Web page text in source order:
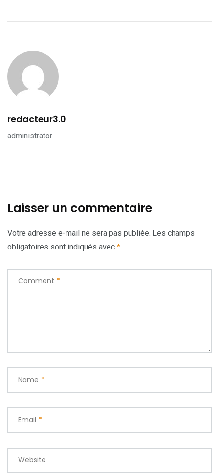
redacteur3.0
administrator
Laisser un commentaire
Votre adresse e-mail ne sera pas publiée. Les champs
obligatoires sont indiqués avec *
Comment *
Name *
Email *
Website